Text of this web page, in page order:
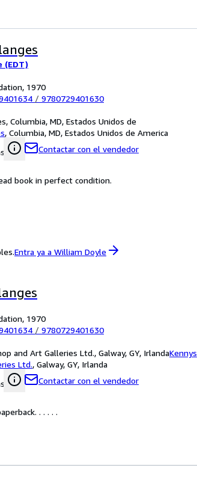
(EDT)
1970
/ 9780729401630
Columbia, MD, Estados Unidos de
, Columbia, MD, Estados Unidos de America
Contactar con el vendedor
book in perfect condition.
Entra ya a William Doyle
1970
/ 9780729401630
and Art Galleries Ltd., Galway, GY, IrlandaKennys
Ltd., Galway, GY, Irlanda
Contactar con el vendedor
. . . . .